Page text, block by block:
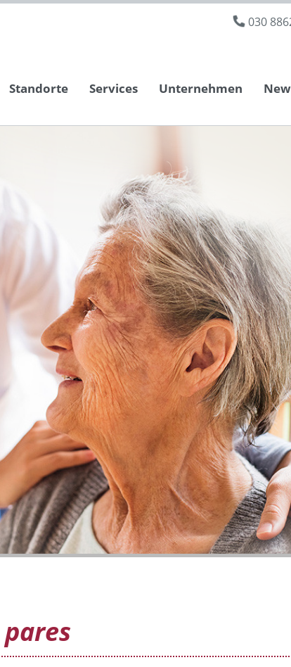
030
Standorte Services Unternehmen